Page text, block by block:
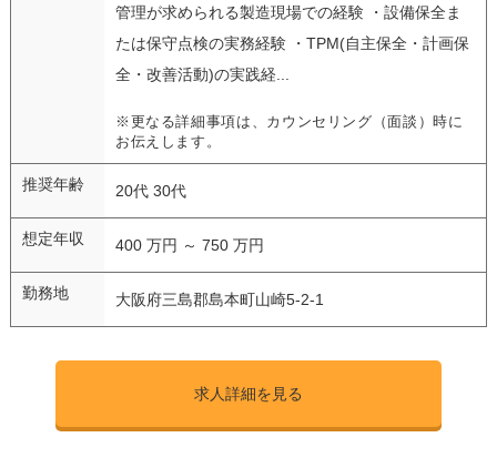
管理が求められる製造現場での経験 ・設備保全ま
たは保守点検の実務経験 ・TPM(自主保全・計画保
全・改善活動)の実践経...
※更なる詳細事項は、カウンセリング（面談）時に
お伝えします。
推奨年齢 20代 30代
想定年収 400 万円 ～ 750 万円
勤務地 大阪府三島郡島本町山崎5-2-1
求人詳細を見る